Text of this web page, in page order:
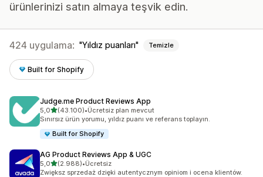
ürünlerinizi satın almaya teşvik edin.
424 uygulama: Yıldız puanları Temizle
Built for Shopify
Judge.me Product Reviews App
5,05 yıldız üzerinden
(43.100)
toplam 43100 değerlendirme
•Ücretsiz plan mevcut
Sınırsız ürün yorumu, yıldız puanı ve referans toplayın.
Built for Shopify
AG Product Reviews App & UGC
5,05 yıldız üzerinden
(2.988)
toplam 2988 değerlendirme
•Ücretsiz
Zwiększ sprzedaż dzięki autentycznym opiniom i ocena klientów.